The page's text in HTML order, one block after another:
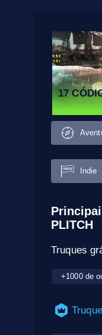
17
Indie
PLITCH
Truques
+1000 de